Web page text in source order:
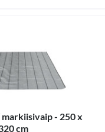
- 250 x
cm